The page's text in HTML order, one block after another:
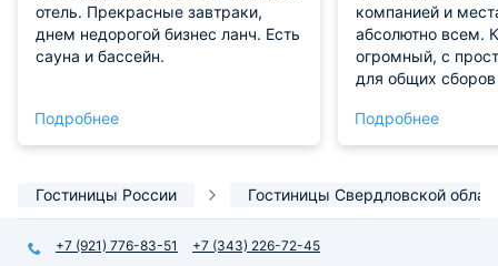
отель. Прекрасные завтраки,
днем недорогой бизнес ланч. Есть
сауна и бассейн.
Подробнее
компанией и
абсолютно всем.
огромный, с
для общих
удовольствием
На кухне очень
и вся бытовая
Подробнее
Гостиницы России Гостиницы Свердловской
+7 (921) 776-83-51 +7 (343) 226-72-45